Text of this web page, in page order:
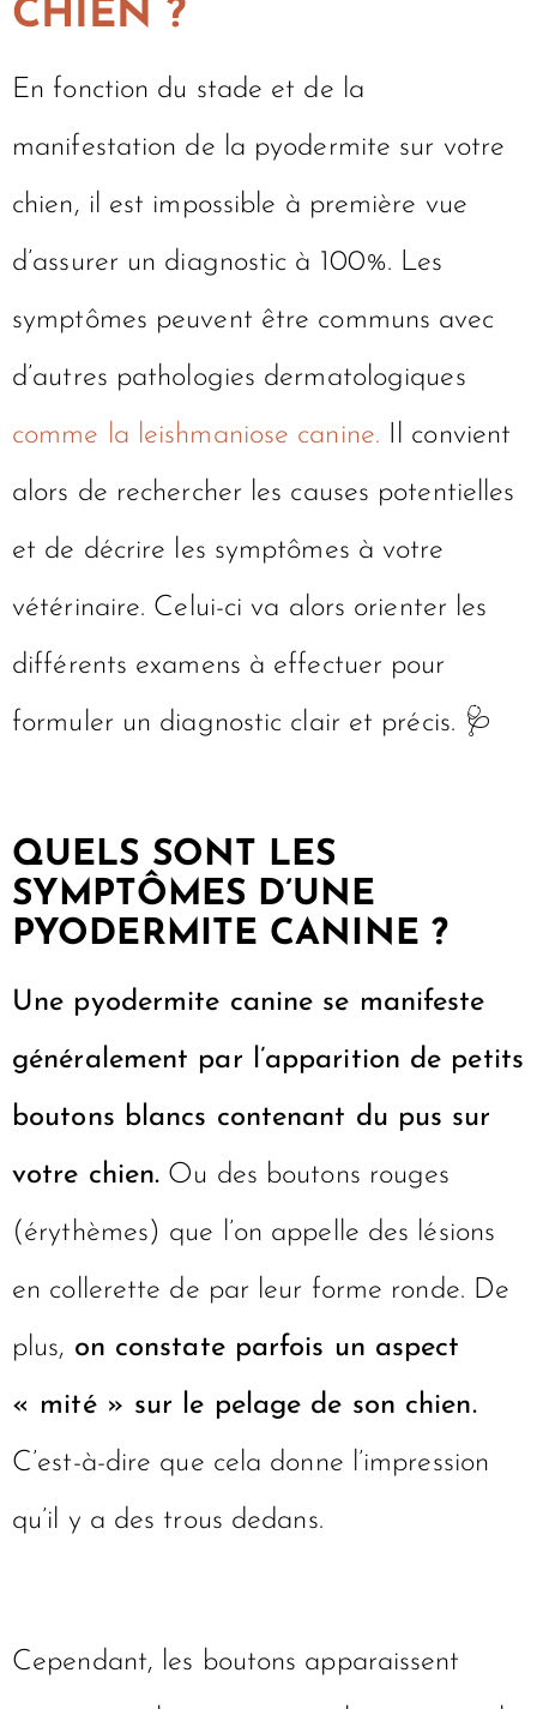
CHIEN ?
En fonction du stade et de la
manifestation de la pyodermite sur votre
chien, il est impossible à première vue
d’assurer un diagnostic à 100%. Les
symptômes peuvent être communs avec
d’autres pathologies dermatologiques
comme la leishmaniose canine. Il convient
alors de rechercher les causes potentielles
et de décrire les symptômes à votre
vétérinaire. Celui-ci va alors orienter les
différents examens à effectuer pour
formuler un diagnostic clair et précis. 🩺
QUELS SONT LES
SYMPTÔMES D’UNE
PYODERMITE CANINE ?
Une pyodermite canine se manifeste
généralement par l’apparition de petits
boutons blancs contenant du pus sur
votre chien. Ou des boutons rouges
(érythèmes) que l’on appelle des lésions
en collerette de par leur forme ronde. De
plus, on constate parfois un aspect
« mité » sur le pelage de son chien.
C’est-à-dire que cela donne l’impression
qu’il y a des trous dedans.
Cependant, les boutons apparaissent